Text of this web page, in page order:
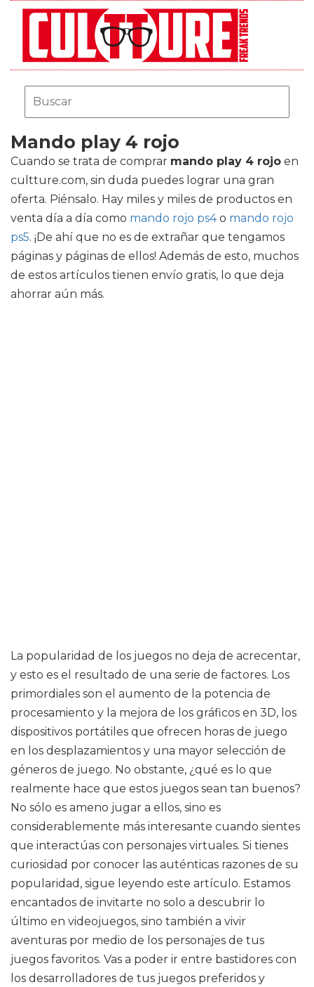
Mando play 4 rojo
Cuando se trata de comprar mando play 4 rojo en
cultture.com, sin duda puedes lograr una gran
oferta. Piénsalo. Hay miles y miles de productos en
venta día a día como mando rojo ps4o mando rojo
ps5. ¡De ahí que no es de extrañar que tengamos
páginas y páginas de ellos! Además de esto, muchos
de estos artículos tienen envío gratis, lo que deja
ahorrar aún más.
La popularidad de los juegos no deja de acrecentar,
y esto es el resultado de una serie de factores. Los
primordiales son el aumento de la potencia de
procesamiento y la mejora de los gráficos en 3D, los
dispositivos portátiles que ofrecen horas de juego
en los desplazamientos y una mayor selección de
géneros de juego. No obstante, ¿qué es lo que
realmente hace que estos juegos sean tan buenos?
No sólo es ameno jugar a ellos, sino es
considerablemente más interesante cuando sientes
que interactúas con personajes virtuales. Si tienes
curiosidad por conocer las auténticas razones de su
popularidad, sigue leyendo este artículo. Estamos
encantados de invitarte no solo a descubrir lo
último en videojuegos, sino también a vivir
aventuras por medio de los personajes de tus
juegos favoritos. Vas a poder ir entre bastidores con
los desarrolladores de tus juegos preferidos y